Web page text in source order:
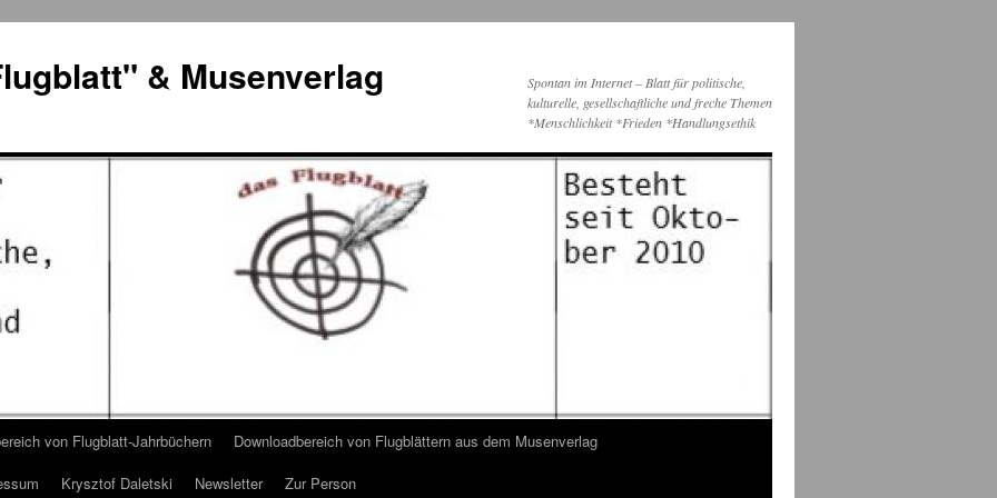
& Musenverlag
Spontan im Internet – Blatt für politische,
kulturelle, gesellschaftliche und freche Themen
*Menschlichkeit *Frieden *Handlungsethik
von Flugblatt-Jahrbüchern
Downloadbereich von Flugblättern aus dem Musenverlag
Krysztof Daletski Newsletter Zur Person